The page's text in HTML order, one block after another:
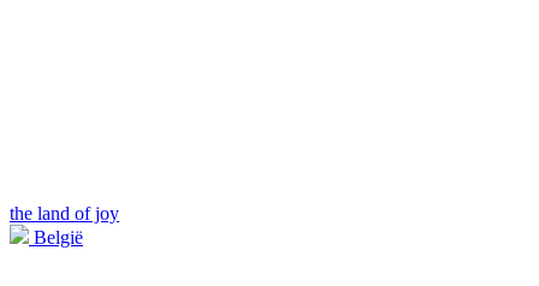
the land of joy
België